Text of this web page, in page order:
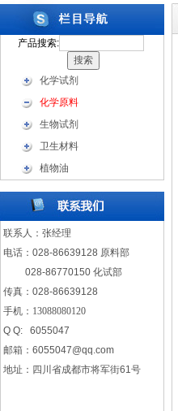
产品搜索:
化学试剂
化学原料
生物试剂
卫生材料
植物油
联系人：张经理
电话：028-86639128 原料部
028-86770150 化试部
传真：028-86639128
手机： 13088080120
Q Q: 6055047
邮箱： 6055047@qq.com
地址：四川省成都市将军街61号